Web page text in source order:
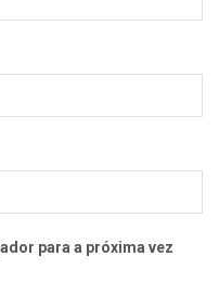
para a próxima vez